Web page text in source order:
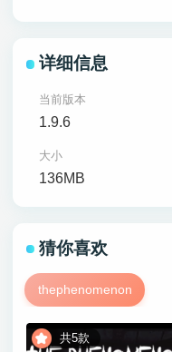
详细信息
当前版本
1.9.6
大小
136MB
猜你喜欢
thephenomenon
共5款